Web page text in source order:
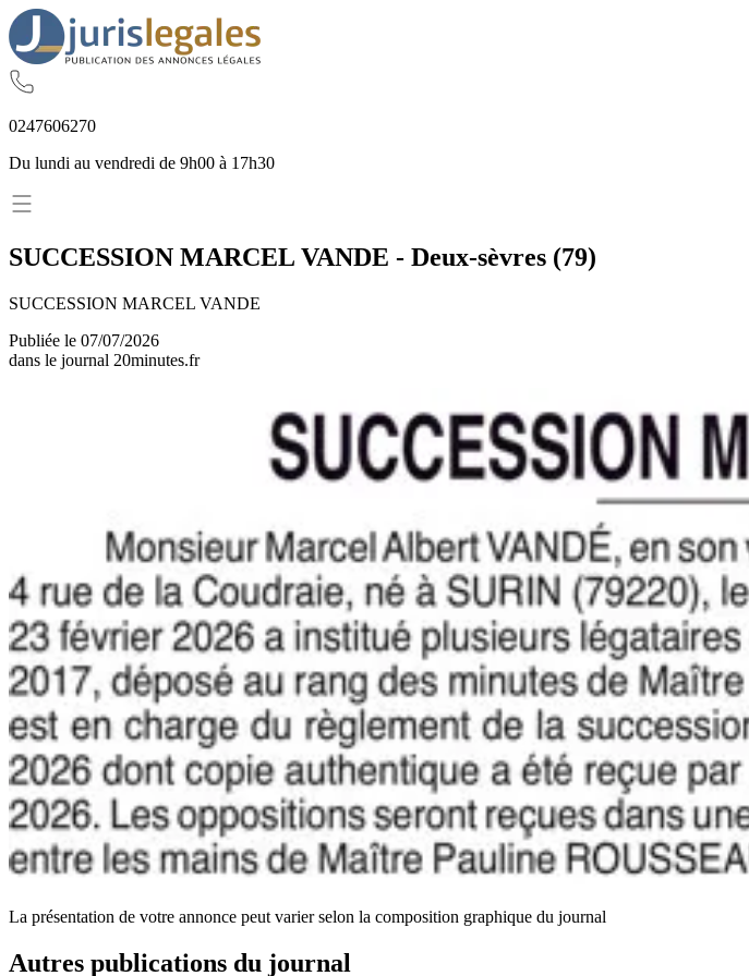
0247606270
Du lundi au vendredi de 9h00 à 17h30
SUCCESSION MARCEL VANDE - Deux-sèvres (79)
SUCCESSION MARCEL VANDE
Publiée le 07/07/2026
dans le journal 20minutes.fr
La présentation de votre annonce peut varier selon la composition graphique du journal
Autres publications du journal